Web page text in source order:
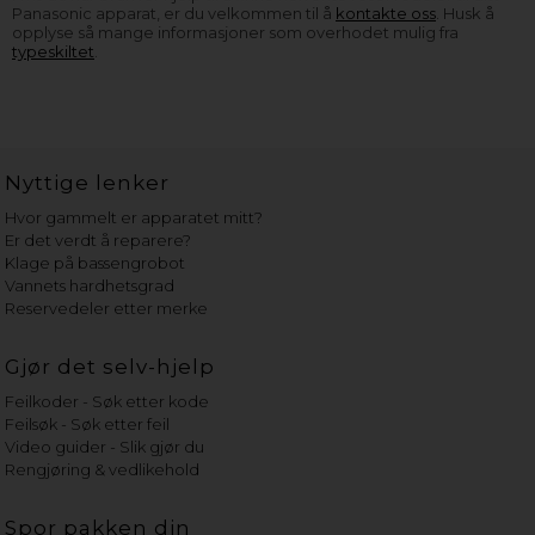
Panasonic apparat, er du velkommen til å kontakte oss . Husk å
opplyse så mange informasjoner som overhodet mulig fra
typeskiltet
Nyttige lenker
Hvor gammelt er apparatet mitt?
Er det verdt å reparere?
Klage på bassengrobot
Vannets hardhetsgrad
Reservedeler etter merke
Gjør det selv-hjelp
Feilkoder - Søk etter kode
Feilsøk - Søk etter feil
Video guider - Slik gjør du
Rengjøring & vedlikehold
Spor pakken din